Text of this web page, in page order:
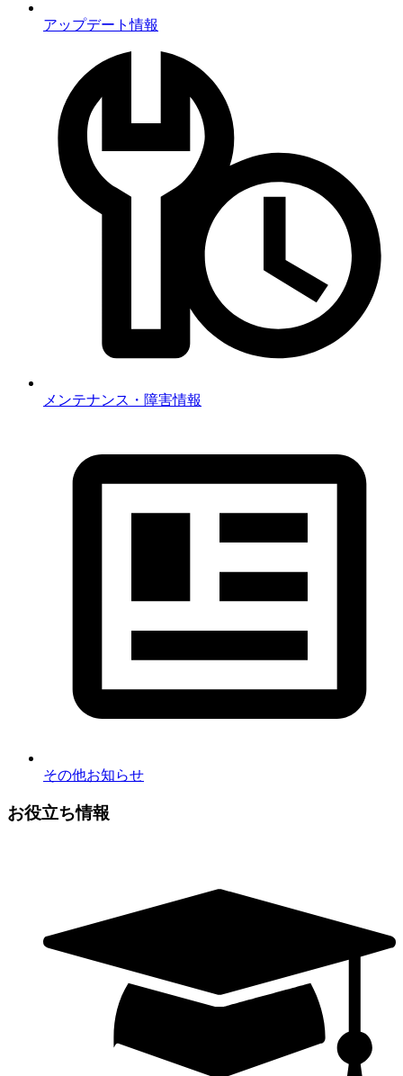
アップデート情報
メンテナンス・障害情報
その他お知らせ
お役立ち情報